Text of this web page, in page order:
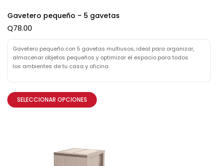
Gavetero pequeño – 5 gavetas
Q78.00
Gavetero pequeño con 5 gavetas multiusos, ideal para organizar,
almacenar objetos pequeños y optimizar el espacio para todos
los ambientes de tu casa y oficina.
SELECCIONAR OPCIONES